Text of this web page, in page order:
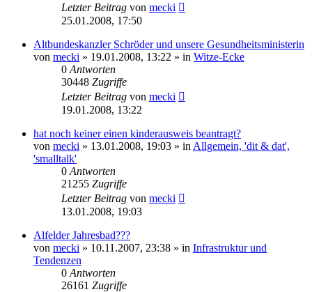
Letzter Beitrag von mecki
25.01.2008, 17:50
Altbundeskanzler Schröder und unsere Gesundheitsministerin
von mecki » 19.01.2008, 13:22 » in Witze-Ecke
0 Antworten
30448 Zugriffe
Letzter Beitrag von mecki
19.01.2008, 13:22
hat noch keiner einen kinderausweis beantragt?
von mecki » 13.01.2008, 19:03 » in Allgemein, 'dit & dat',
'smalltalk'
0 Antworten
21255 Zugriffe
Letzter Beitrag von mecki
13.01.2008, 19:03
Alfelder Jahresbad???
von mecki » 10.11.2007, 23:38 » in Infrastruktur und
Tendenzen
0 Antworten
26161 Zugriffe